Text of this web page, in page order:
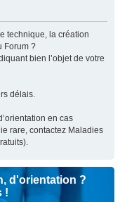
technique, la création
Forum ?
bien l’objet de votre
délais.
en cas
rare, contactez Maladies
d'orientation ?
!